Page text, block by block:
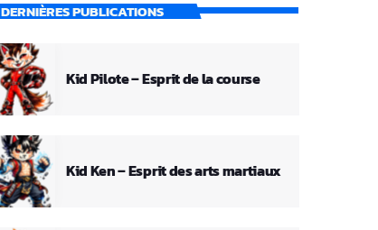
DERNIÈRES PUBLICATIONS
Kid Pilote – Esprit de la course
Kid Ken – Esprit des arts martiaux